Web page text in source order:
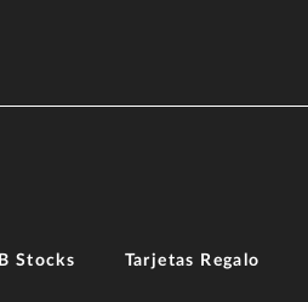
B Stocks Tarjetas Regalo